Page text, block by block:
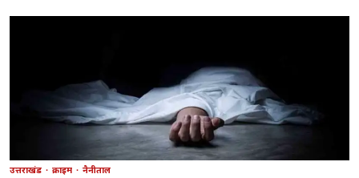
उत्तराखंड क्राइम नैनीताल